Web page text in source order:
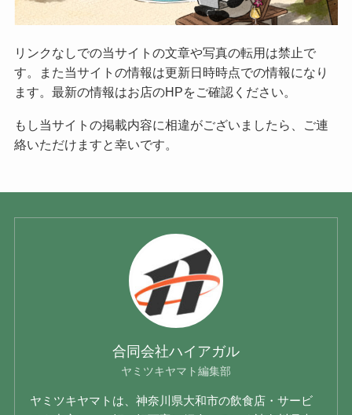
リンクなしでの当サイトの文章や写真の転用は禁止で
す。また当サイトの情報は更新日時時点での情報になり
ます。最新の情報はお店のHPをご確認ください。
もし当サイトの掲載内容に相違がございましたら、ご連
絡いただけますと幸いです。
合同会社ハイアガル
ヤミツキヤマト編集部
ヤミツキヤマトは、神奈川県大和市の飲食店・サービ